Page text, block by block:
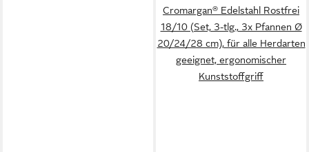
Cromargan® Edelstahl Rostfrei
18/10 (Set, 3-tlg., 3x Pfannen Ø
20/24/28 cm), für alle Herdarten
geeignet, ergonomischer
Kunststoffgriff